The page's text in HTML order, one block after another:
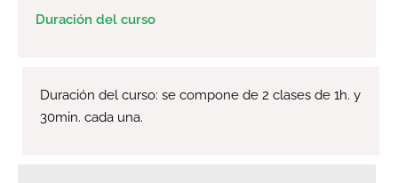
Duración del curso
Duración del curso: se compone de 2 clases de 1h. y
30min. cada una.